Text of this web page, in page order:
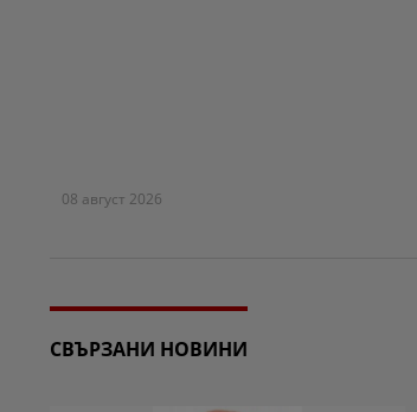
08 август 2026
СВЪРЗАНИ НОВИНИ